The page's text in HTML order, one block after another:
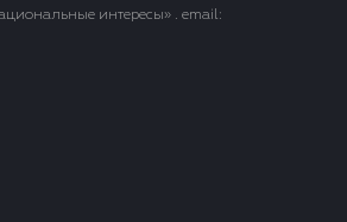
интересы» . email: